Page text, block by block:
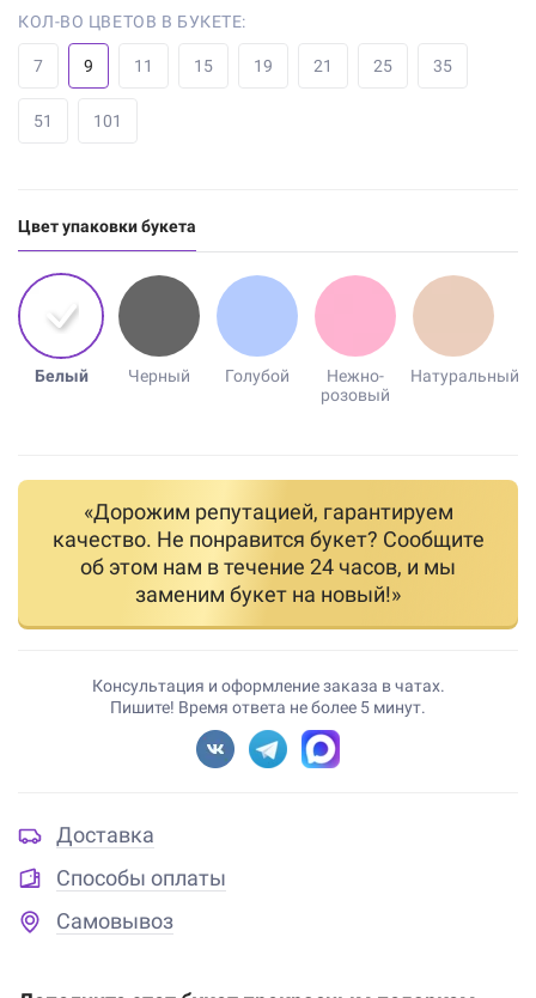
КОЛ-ВО ЦВЕТОВ В БУКЕТЕ:
7 9 11 15 19 21 25 35
51 101
Цвет упаковки букета
Белый Черный Голубой
Нежно-
розовый
Натуральный
«Дорожим репутацией, гарантируем
качество. Не понравится букет? Сообщите
об этом нам в течение 24 часов, и мы
заменим букет на новый!»
Консультация и оформление заказа в чатах.
Пишите! Время ответа не более 5 минут.
Доставка
Способы оплаты
Самовывоз